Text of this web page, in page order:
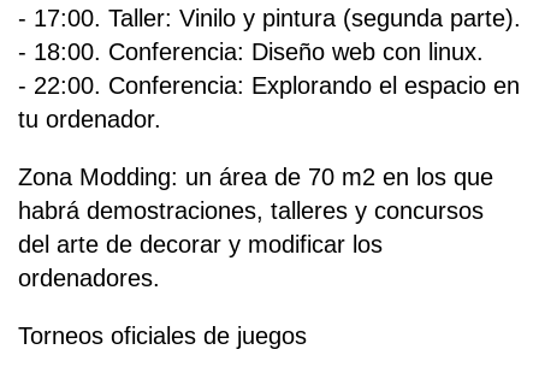
- 17:00. Taller: Vinilo y pintura (segunda parte).
- 18:00. Conferencia: Diseño web con linux.
- 22:00. Conferencia: Explorando el espacio en
tu ordenador.
Zona Modding: un área de 70 m2 en los que
habrá demostraciones, talleres y concursos
del arte de decorar y modificar los
ordenadores.
Torneos oficiales de juegos